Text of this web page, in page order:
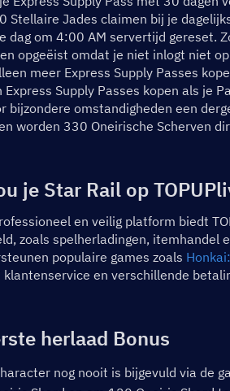
Stellaire Jades claimen bij je
dag om 4:00 AM servertijd gereset.
opgeëist omdat je niet inlogt niet
meer Express Supply Passes
Express Supply Passes kopen als je
bijzondere omstandigheden een
worden 330 Oneirische Scherven
je Star Rail op
en veilig platform biedt
zoals spelherladingen, itemhandel
populaire games zoals
en verschillende
herlaad Bonus
nog nooit is bijgevuld via de